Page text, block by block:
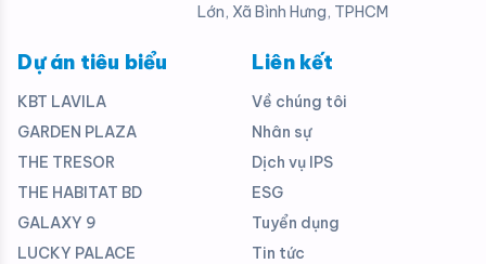
Lớn, Xã Bình Hưng, TPHCM
Dự án tiêu biểu
KBT LAVILA
GARDEN PLAZA
THE TRESOR
THE HABITAT BD
GALAXY 9
LUCKY PALACE
Liên kết
Về chúng tôi
Nhân sự
Dịch vụ IPS
ESG
Tuyển dụng
Tin tức